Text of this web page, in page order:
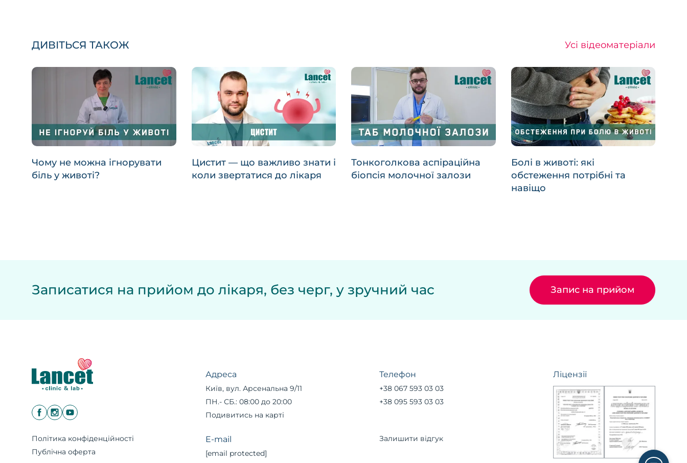
ДИВІТЬСЯ ТАКОЖ Усі відеоматеріали
Чому не можна ігнорувати
біль у животі?
Цистит — що важливо знати і
коли звертатися до лікаря
Тонкоголкова аспіраційна
біопсія молочної залози
Болі в животі: які
обстеження потрібні та
навіщо
Записатися на прийом до лікаря, без черг, у зручний час Запис на прийом
Адреса
Київ, вул. Арсенальна 9/11
ПН.- СБ.: 08:00 до 20:00
Подивитись на карті
Телефон
+38 067 593 03 03
+38 095 593 03 03
E-mail
[email protected]
Залишити відгук
Ліцензії
Політика конфіденційності
Публічна оферта